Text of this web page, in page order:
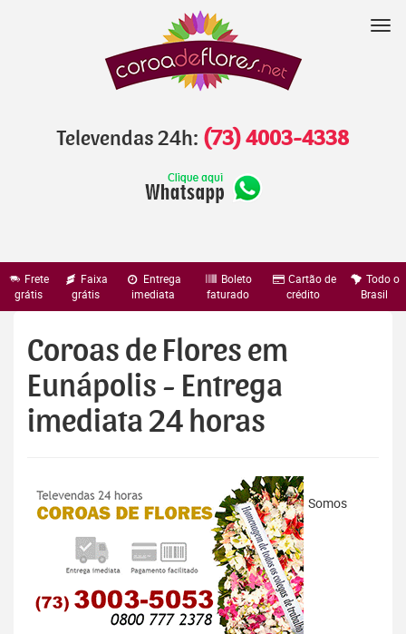
Televendas 24h: (73) 4003-4338
Frete
grátis
Faixa
grátis
Entrega
imediata
Boleto
faturado
Cartão de
crédito
Todo o
Brasil
Coroas de Flores em
Eunápolis - Entrega
imediata 24 horas
Somos